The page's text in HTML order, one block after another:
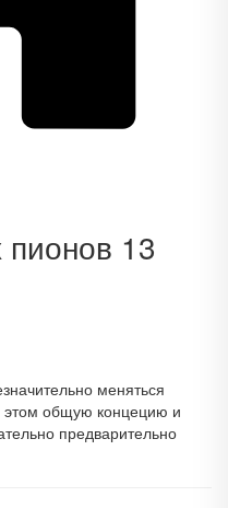
пионов 13
меняться
этом общую концецию и
предварительно